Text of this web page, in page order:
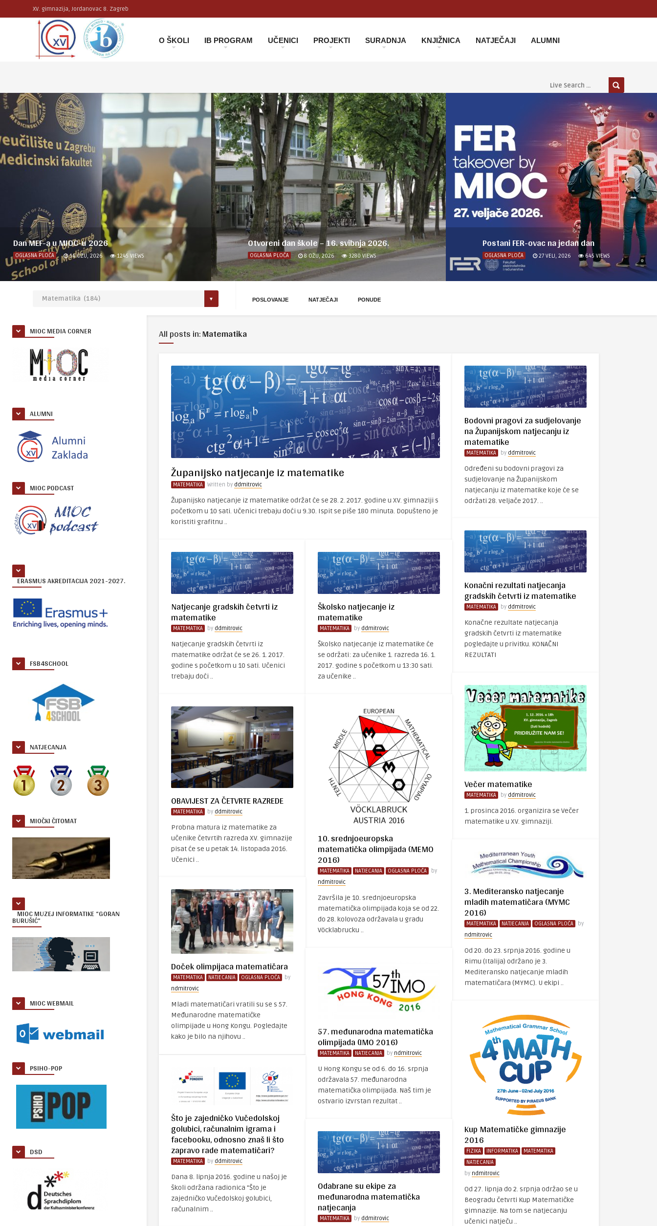
XV. gimnazija, Jordanovac 8. Zagreb
O ŠKOLI IB PROGRAM UČENICI PROJEKTI SURADNJA KNJIŽNICA NATJEČAJI ALUMNI
Dan MEF-a u MIOC-u 2026
OGLASNA PLOČA 14 OŽU, 2026 1245 VIEWS
Otvoreni dan škole – 16. svibnja 2026.
OGLASNA PLOČA 8 OŽU, 2026 3280 VIEWS
Postani FER-ovac na jedan dan
OGLASNA PLOČA 27 VELJ, 2026 645 VIEWS
POSLOVANJE NATJEČAJI PONUDE
MIOC MEDIA CORNER
ALUMNI
MIOC PODCAST
ERASMUS AKREDITACIJA 2021-2027.
FSB4SCHOOL
NATJECANJA
MIOČKI ČITOMAT
MIOC MUZEJ INFORMATIKE “GORAN
BURUŠIĆ”
MIOC WEBMAIL
PSIHO-POP
DSD
All posts in:Matematika
Županijsko natjecanje iz matematike
MATEMATIKA Written by ddmitrovic
Županijsko natjecanje iz matematike održat će se 28. 2. 2017. godine u XV. gimnaziji s
početkom u 10 sati. Učenici trebaju doći u 9.30. Ispit se piše 180 minuta. Dopušteno je
koristiti grafitnu ..
Bodovni pragovi za sudjelovanje
na Županijskom natjecanju iz
matematike
MATEMATIKA by ddmitrovic
Određeni su bodovni pragovi za
sudjelovanje na Županijskom
natjecanju iz matematike koje će se
održati 28. veljače 2017. ..
Konačni rezultati natjecanja
gradskih četvrti iz matematike
MATEMATIKA by ddmitrovic
Konačne rezultate natjecanja
gradskih četvrti iz matematike
pogledajte u privitku. KONAČNI
REZULTATI
Natjecanje gradskih četvrti iz
matematike
MATEMATIKA by ddmitrovic
Natjecanje gradskih četvrti iz
matematike održat će se 26. 1. 2017.
godine s početkom u 10 sati. Učenici
trebaju doći ..
Školsko natjecanje iz
matematike
MATEMATIKA by ddmitrovic
Školsko natjecanje iz matematike će
se održati: za učenike 1. razreda 16. 1.
2017. godine s početkom u 13:30 sati.
za učenike ..
Večer matematike
MATEMATIKA by ddmitrovic
1. prosinca 2016. organizira se Večer
matematike u XV. gimnaziji.
OBAVIJEST ZA ČETVRTE RAZREDE
MATEMATIKA by ddmitrovic
Probna matura iz matematike za
učenike četvrtih razreda XV. gimnazije
pisat će se u petak 14. listopada 2016.
Učenici ..
10. srednjoeuropska
matematička olimpijada (MEMO
2016)
MATEMATIKA NATJECANJA OGLASNA PLOČA
by
ndmitrovic
Završila je 10. srednjoeuropska
matematička olimpijada koja se od 22.
do 28. kolovoza održavala u gradu
Vöcklabrucku ..
3. Mediteransko natjecanje
mladih matematičara (MYMC
2016)
MATEMATIKA NATJECANJA OGLASNA PLOČA
by
ndmitrovic
Od 20. do 23. srpnja 2016. godine u
Rimu (Italija) održano je 3.
Mediteransko natjecanje mladih
matematičara (MYMC). U ekipi ..
Doček olimpijaca matematičara
MATEMATIKA NATJECANJA OGLASNA PLOČA
by
ndmitrovic
Mladi matematičari vratili su se s 57.
Međunarodne matematičke
olimpijade u Hong Kongu. Pogledajte
kako je bilo na njihovu ..
57. međunarodna matematička
olimpijada (IMO 2016)
MATEMATIKA NATJECANJA by ndmitrovic
U Hong Kongu se od 6. do 16. srpnja
održavala 57. međunarodna
matematička olimpijada. Naš tim je
ostvario izvrstan rezultat ..
Kup Matematičke gimnazije
2016
FIZIKA INFORMATIKA
MATEMATIKA
NATJECANJA
by ndmitrovic
Od 27. lipnja do 2. srpnja održao se u
Beogradu četvrti Kup Matematičke
gimnazije. Na tom se natjecanju
učenici natječu ..
Što je zajedničko Vučedolskoj
golubici, računalnim igrama i
facebooku, odnosno znaš li što
zapravo rade matematičari?
MATEMATIKA by ddmitrovic
Dana 8. lipnja 2016. godine u našoj je
školi održana radionica "Što je
zajedničko Vučedolskoj golubici,
računalnim ..
Odabrane su ekipe za
međunarodna matematička
natjecanja
MATEMATIKA by ddmitrovic